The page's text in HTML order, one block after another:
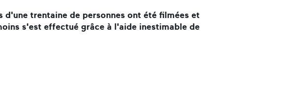
trentaine de personnes ont été filmées et
s'est effectué grâce à l'aide inestimable de